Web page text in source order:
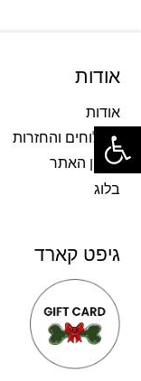
אודות
אודות
משלוחים והחזרות
תקנון האתר
בלוג
גיפט קארד
פתח סרגל